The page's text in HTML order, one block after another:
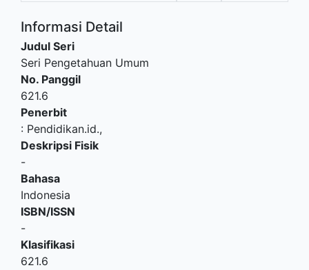
Informasi Detail
Judul Seri
Seri Pengetahuan Umum
No. Panggil
621.6
Penerbit
: Pendidikan.id.,
Deskripsi Fisik
-
Bahasa
Indonesia
ISBN/ISSN
-
Klasifikasi
621.6